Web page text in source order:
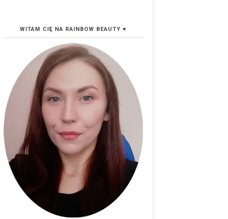
WITAM CIĘ NA RAINBOW BEAUTY ♥